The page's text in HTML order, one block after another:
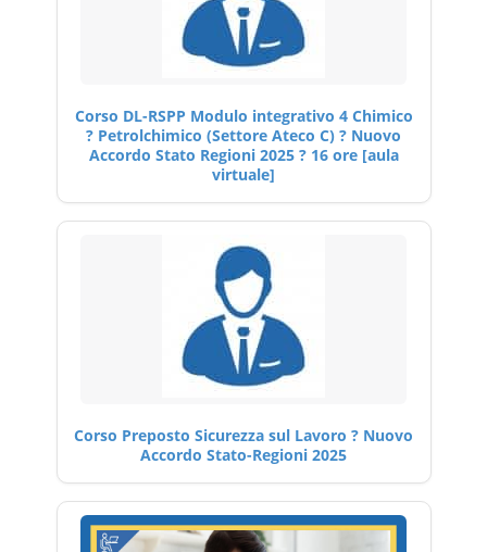
Corso DL-RSPP Modulo integrativo 4 Chimico
? Petrolchimico (Settore Ateco C) ? Nuovo
Accordo Stato Regioni 2025 ? 16 ore [aula
virtuale]
Corso Preposto Sicurezza sul Lavoro ? Nuovo
Accordo Stato-Regioni 2025